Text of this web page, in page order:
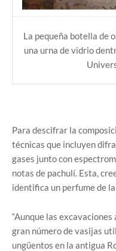
La pequeña botella de
una urna de vidrio
Para descifrar la
técnicas que incluyen
gases junto con
notas de pachulí. Esta,
identifica un perfume de
“Aunque las
gran número de vasijas
ungüentos en la antigua